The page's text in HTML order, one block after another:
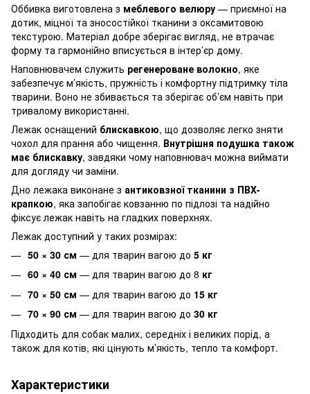
Оббивка виготовлена з меблевого велюру — приємної на
дотик, міцної та зносостійкої тканини з оксамитовою
текстурою. Матеріал добре зберігає вигляд, не втрачає
форму та гармонійно вписується в інтер’єр дому.
Наповнювачем служить регенероване волокно, яке
забезпечує м’якість, пружність і комфортну підтримку тіла
тварини. Воно не збивається та зберігає об’єм навіть при
тривалому використанні.
Лежак оснащений блискавкою, що дозволяє легко зняти
чохол для прання або чищення. Внутрішня подушка також
має блискавку, завдяки чому наповнювач можна виймати
для догляду чи заміни.
Дно лежака виконане з антиковзної тканини з ПВХ-
крапкою, яка запобігає ковзанню по підлозі та надійно
фіксує лежак навіть на гладких поверхнях.
Лежак доступний у таких розмірах:
50 × 30 см — для тварин вагою до 5 кг
60 × 40 см — для тварин вагою до 8 кг
70 × 50 см — для тварин вагою до 15 кг
70 × 90 см — для тварин вагою до 30 кг
Підходить для собак малих, середніх і великих порід, а
також для котів, які цінують м’якість, тепло та комфорт.
Характеристики